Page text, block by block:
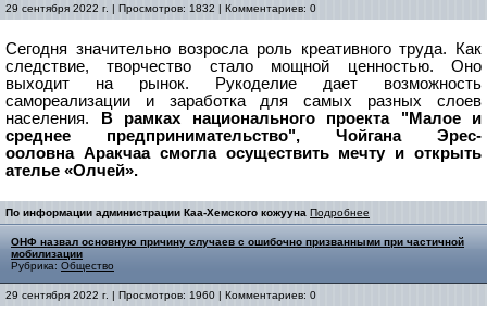
29 сентября 2022 г. | Просмотров: 1832 | Комментариев: 0
Сегодня значительно возросла роль креативного труда. Как
следствие, творчество стало мощной ценностью. Оно
выходит на рынок. Рукоделие дает возможность
самореализации и заработка для самых разных слоев
населения.
В рамках национального проекта "Малое и
среднее предпринимательство", Чойгана Эрес-
ооловна Аракчаа смогла осуществить мечту и открыть
ателье «Олчей».
По информации администрации Каа-Хемского кожууна Подробнее
ОНФ назвал основную причину случаев с ошибочно призванными при частичной
мобилизации
Рубрика: Общество
29 сентября 2022 г. | Просмотров: 1960 | Комментариев: 0